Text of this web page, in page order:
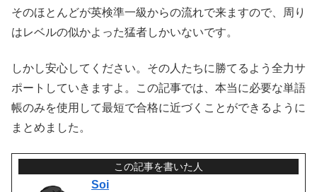
そのほとんどが英検準一級からの流れで来ますので、周り
はレベルの似かよった猛者しかいないです。
しかし安心してください。その人たちに勝てるよう全力サ
ポートしていきますよ。この記事では、本当に必要な単語
帳のみを使用して最短で合格に近づくことができるように
まとめました。
この記事を書いた人
Soi